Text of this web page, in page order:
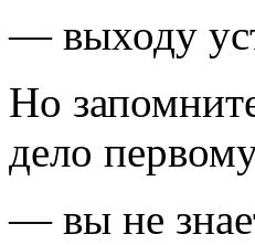
— выходу
Но
дело
— вы не